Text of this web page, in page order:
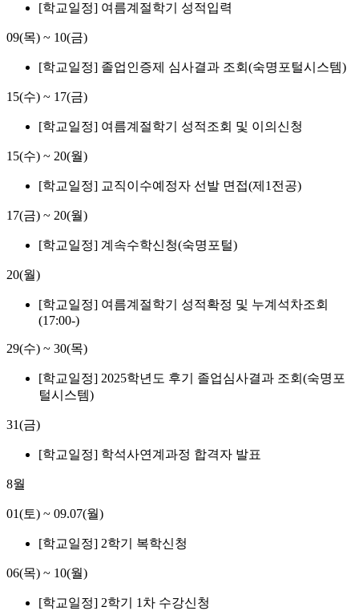
[학교일정] 여름계절학기 성적입력
09(목) ~ 10(금)
[학교일정] 졸업인증제 심사결과 조회(숙명포털시스템)
15(수) ~ 17(금)
[학교일정] 여름계절학기 성적조회 및 이의신청
15(수) ~ 20(월)
[학교일정] 교직이수예정자 선발 면접(제1전공)
17(금) ~ 20(월)
[학교일정] 계속수학신청(숙명포털)
20(월)
[학교일정] 여름계절학기 성적확정 및 누계석차조회
(17:00-)
29(수) ~ 30(목)
[학교일정] 2025학년도 후기 졸업심사결과 조회(숙명포
털시스템)
31(금)
[학교일정] 학석사연계과정 합격자 발표
8월
01(토) ~ 09.07(월)
[학교일정] 2학기 복학신청
06(목) ~ 10(월)
[학교일정] 2학기 1차 수강신청